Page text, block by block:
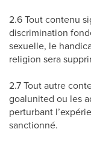
2.6 Tout contenu
discrimination
sexuelle, le
religion sera
2.7 Tout autre
goalunited ou les
perturbant
sanctionné.